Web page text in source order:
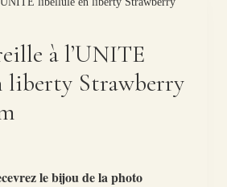
à l’UNITE
liberty Strawberry
le bijou de la photo